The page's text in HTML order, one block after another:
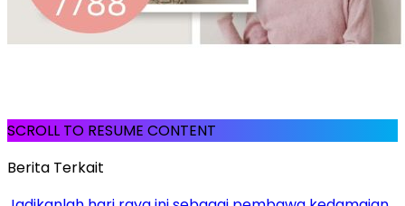
SCROLL TO RESUME CONTENT
Berita Terkait